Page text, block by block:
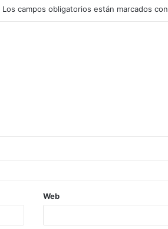
Los campos obligatorios están marcados con
Web